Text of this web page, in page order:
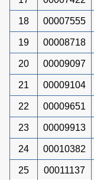
18 00007555
19 00008718
20 00009097
21 00009104
22 00009651
23 00009913
24 00010382
25 00011137